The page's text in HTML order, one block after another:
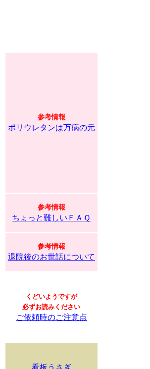
参考情報
ポリウレタンは万病の元
参考情報
ちょっと難しいＦＡＱ
参考情報
退院後のお世話について
くどいようですが
必ずお読みください
ご依頼時のご注意点
看板うさぎ